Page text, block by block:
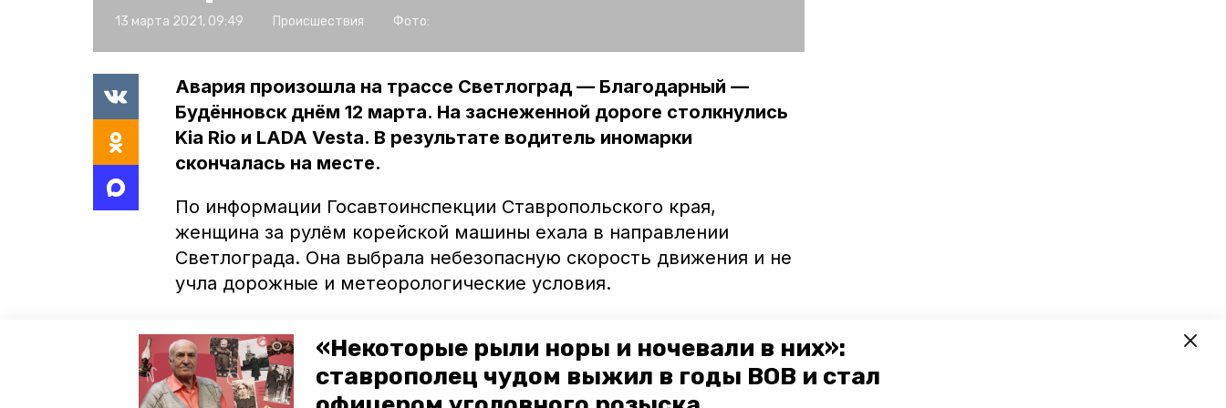
«Некоторые рыли норы и ночевали в них»:
ставрополец чудом выжил в годы ВОВ и стал
13 марта 2021, 09:49 Происшествия Фото:
Авария произошла на трассе Светлоград — Благодарный —
Будённовск днём 12 марта. На заснеженной дороге столкнулись
Kia Rio и LADA Vesta. В результате водитель иномарки
скончалась на месте.
По информации Госавтоинспекции Ставропольского края,
женщина за рулём корейской машины ехала в направлении
Светлограда. Она выбрала небезопасную скорость движения и не
учла дорожные и метеорологические условия.
Автомобиль занесло на встречку, что привело к столкновению с
LADA Vesta. В результате женщина скончалась от полученных
повреждений. Также травмы получил ребёнок, который находился